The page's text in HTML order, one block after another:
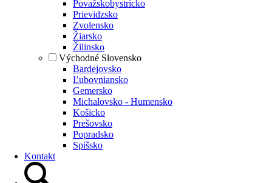
Považskobystricko
Prievidzsko
Zvolensko
Žiarsko
Žilinsko
Východné Slovensko
Bardejovsko
Ľubovniansko
Gemersko
Michalovsko - Humensko
Košicko
Prešovsko
Popradsko
Spišsko
Kontakt